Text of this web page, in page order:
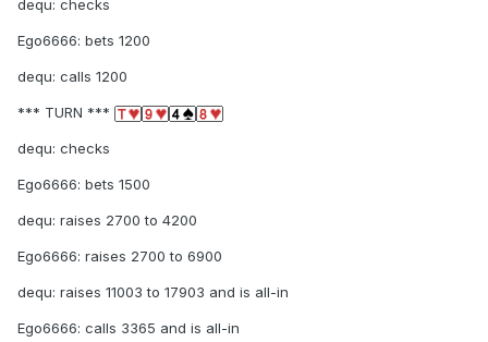
dequ: checks
Ego6666: bets 1200
dequ: calls 1200
*** TURN ***
dequ: checks
Ego6666: bets 1500
dequ: raises 2700 to 4200
Ego6666: raises 2700 to 6900
dequ: raises 11003 to 17903 and is all-in
Ego6666: calls 3365 and is all-in